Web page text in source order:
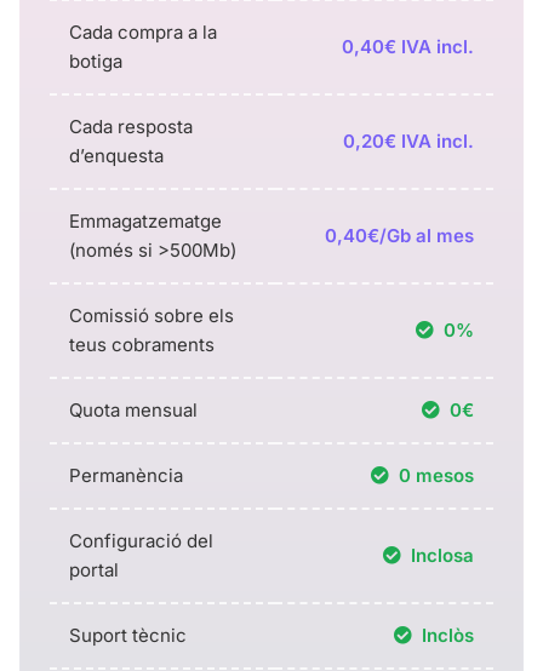
Cada compra a la
botiga
0,40€ IVA incl.
Cada resposta
d’enquesta
0,20€ IVA incl.
Emmagatzematge
(només si >500Mb)
0,40€/Gb al mes
Comissió sobre els
teus cobraments
0%
Quota mensual 0€
Permanència 0 mesos
Configuració del
portal
Inclosa
Suport tècnic Inclòs